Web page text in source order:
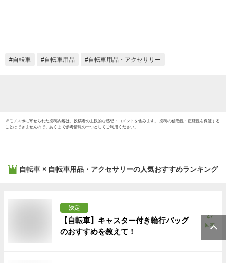
自転車 自転車用品 自転車用品・アクセサリー
※モノスポに寄せられた投稿内容は、投稿者の主観的な感想・コメントを含みます。 投稿の信憑性・正確性を保証する
ことはできませんので、あくまで参考情報の一つとしてご利用ください。
自転車 × 自転車用品・アクセサリーの人気おすすめランキング
決定
【自転車】キャスター付き輪行バッグ
のおすすめを教えて！
47
回答